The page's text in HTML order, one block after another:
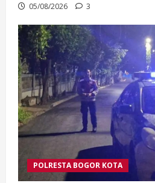
05/08/2026 3
POLRESTA BOGOR KOTA